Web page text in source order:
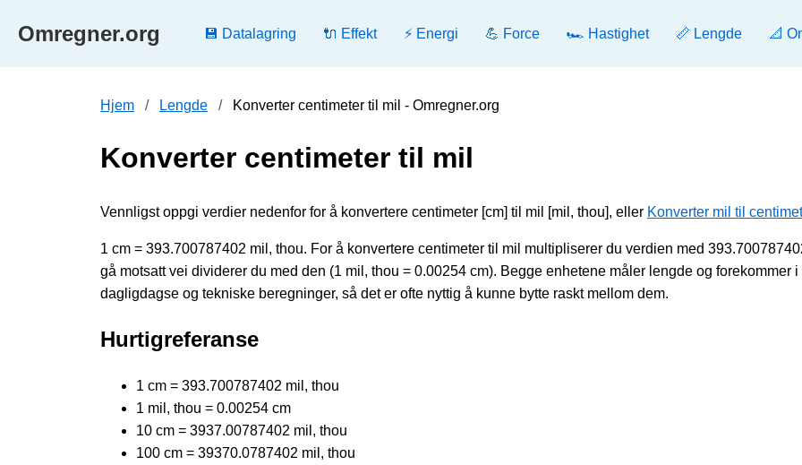
Omregner.org 💾 Datalagring 🔌 Effekt ⚡ Energi 💪 Force 🏎️ Hastighet 📏 Lengde 📐
Hjem Lengde Konverter centimeter til mil - Omregner.org
Konverter centimeter til mil
Vennligst oppgi verdier nedenfor for å konvertere centimeter [cm] til mil [mil, thou], eller Konverter mil til
1 cm = 393.700787402 mil, thou. For å konvertere centimeter til mil multipliserer du verdien med
gå motsatt vei dividerer du med den (1 mil, thou = 0.00254 cm). Begge enhetene måler lengde og forekommer i
dagligdagse og tekniske beregninger, så det er ofte nyttig å kunne bytte raskt mellom dem.
Hurtigreferanse
1 cm = 393.700787402 mil, thou
1 mil, thou = 0.00254 cm
10 cm = 3937.00787402 mil, thou
100 cm = 39370.0787402 mil, thou